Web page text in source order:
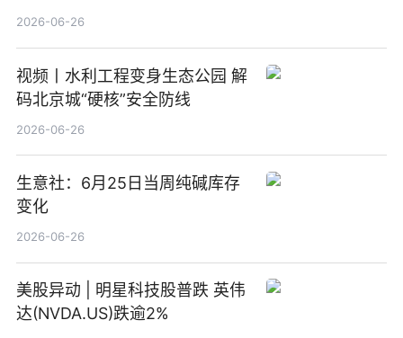
(511090) 盘中小幅上涨
2026-06-26
视频丨水利工程变身生态公园 解
码北京城“硬核”安全防线
2026-06-26
生意社：6月25日当周纯碱库存
变化
2026-06-26
美股异动 | 明星科技股普跌 英伟
达(NVDA.US)跌逾2%